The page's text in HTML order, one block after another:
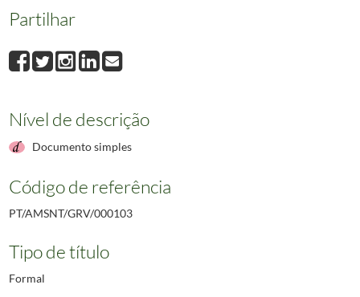
Partilhar
Nível de descrição
Documento simples
Código de referência
PT/AMSNT/GRV/000103
Tipo de título
Formal